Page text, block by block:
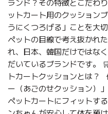
ランド？その特徴とこだわ
ットカート用のクッション
うにくつろげる」ことを大
ペットの目線で考え抜かれ
れ、日本、韓国だけではな
だいているブランドです。
トカートクッションとは？
ー（あごのせクッション）
ペットカートにフィットす